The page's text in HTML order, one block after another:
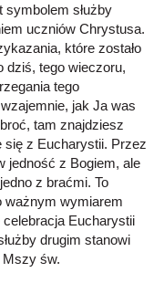
symbolem służby
uczniów Chrystusa.
które zostało
dziś, tego wieczoru,
tego
jak Ja was
tam znajdziesz
się z Eucharystii. Przez
jedność z Bogiem, ale
z braćmi. To
ważnym wymiarem
Eucharystii
drugim stanowi
Mszy św.